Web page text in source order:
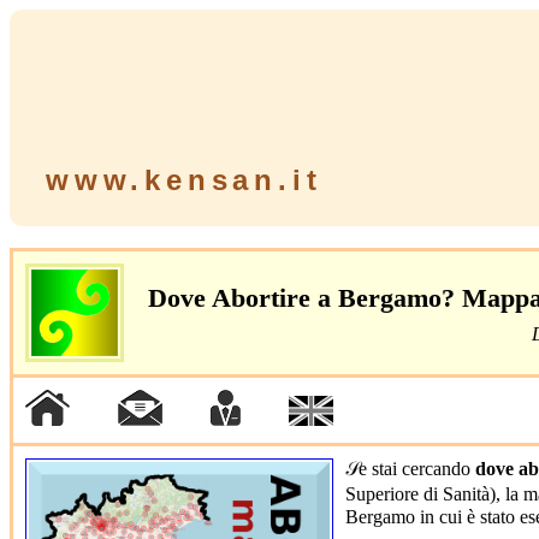
www.kensan.it
Dove Abortire a Bergamo?
𝒮e stai cercando dove
Superiore di Sanità), la
Bergamo in cui è stato